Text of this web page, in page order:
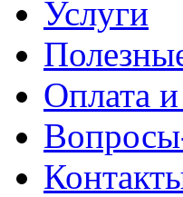
Услуги
Оплата и